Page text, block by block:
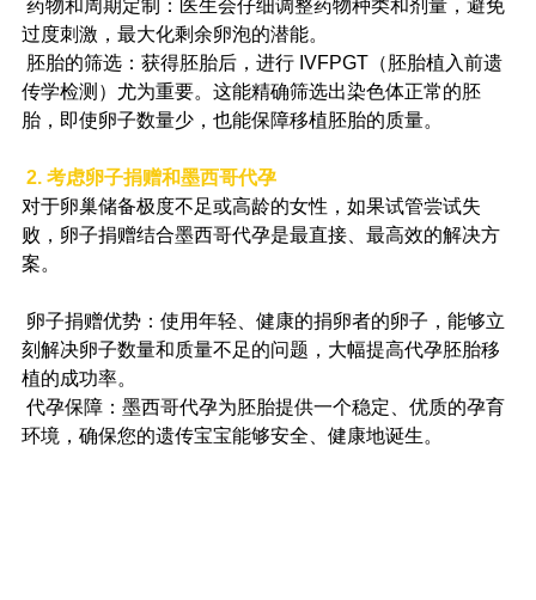
药物和周期定制：医生会仔细调整药物种类和剂量，避免
过度刺激，最大化剩余卵泡的潜能。
胚胎的筛选：获得胚胎后，进行 IVFPGT（胚胎植入前遗
传学检测）尤为重要。这能精确筛选出染色体正常的胚
胎，即使卵子数量少，也能保障移植胚胎的质量。
2. 考虑卵子捐赠和墨西哥代孕
对于卵巢储备极度不足或高龄的女性，如果试管尝试失
败，卵子捐赠结合墨西哥代孕是最直接、最高效的解决方
案。
卵子捐赠优势：使用年轻、健康的捐卵者的卵子，能够立
刻解决卵子数量和质量不足的问题，大幅提高代孕胚胎移
植的成功率。
代孕保障：墨西哥代孕为胚胎提供一个稳定、优质的孕育
环境，确保您的遗传宝宝能够安全、健康地诞生。